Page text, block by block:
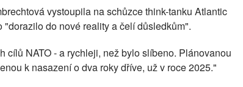
vystoupila na schůzce think-tanku Atlantic
do nové reality a čelí důsledkům".
cílů NATO - a rychleji, než bylo slíbeno. Plánovanou
k nasazení o dva roky dříve, už v roce 2025."